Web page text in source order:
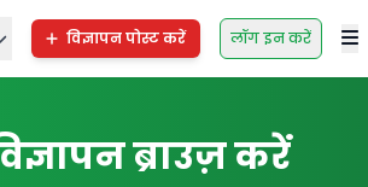
विज्ञापन पोस्ट करें लॉग इन करें
ब्राउज़ करें